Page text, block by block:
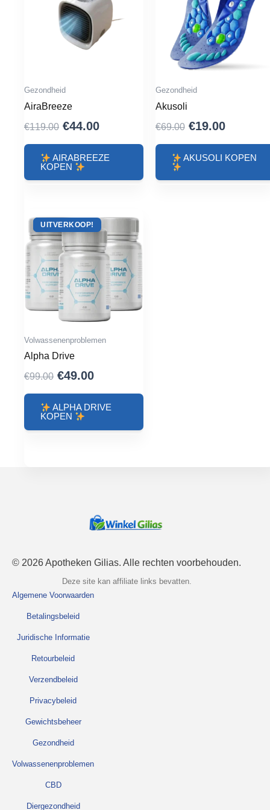
Gezondheid
AiraBreeze
€119.00 Oorspronkelijke
prijs
was:
€119.00.
€44.00Huidige
prijs
is:
AIRABREEZE
KOPEN
Gezondheid
Akusoli
€69.00
prijs
was:
€19.00Huidige
prijs
is:
AKUSOLI KOPEN
ACTIE !
UITVERKOOP!
Volwassenenproblemen
Alpha Drive
€99.00 Oorspronkelijke
prijs
was:
€99.00.
€49.00Huidige
prijs
is:
ALPHA DRIVE
KOPEN
© 2026 Apotheken Gilias. Alle rechten voorbehouden.
Deze site kan affiliate links bevatten.
Algemene Voorwaarden
Betalingsbeleid
Juridische Informatie
Retourbeleid
Verzendbeleid
Privacybeleid
Gewichtsbeheer
Gezondheid
Volwassenenproblemen
CBD
Diergezondheid